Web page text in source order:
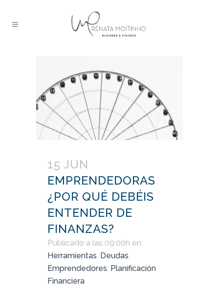
15 JUN
EMPRENDEDORAS
¿POR QUÉ DEBÉIS
ENTENDER DE
FINANZAS?
Publicado a las 09:00h en
Herramientas, Deudas,
Emprendedores, Planificación
Financiera